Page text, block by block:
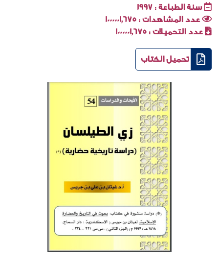
سنة الطباعة : 1997
عدد المشاهدات : 1000001٬675
عدد التحميلات : 1000001٬675
تحميل الكتاب